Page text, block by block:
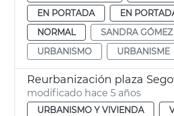
EN PORTADA
EN
NORMAL
SANDRA GÓMEZ
URBANISMO
URBANISME
Reurbanización plaza
modificado hace 5 años
URBANISMO Y VIVIENDA